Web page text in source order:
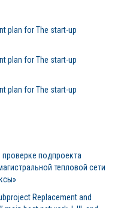
plan for The start-up
plan for The start-up
plan for The start-up
подпроекта
тепловой сети
Replacement and